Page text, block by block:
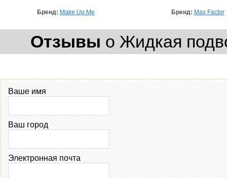
Бренд: Make Up Me Бренд: Max Factor
Отзывы о Жидкая
Ваше имя
Ваш город
Электронная почта